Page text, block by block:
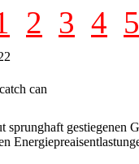
2 3 4 5
can
sprunghaft gestiegenen